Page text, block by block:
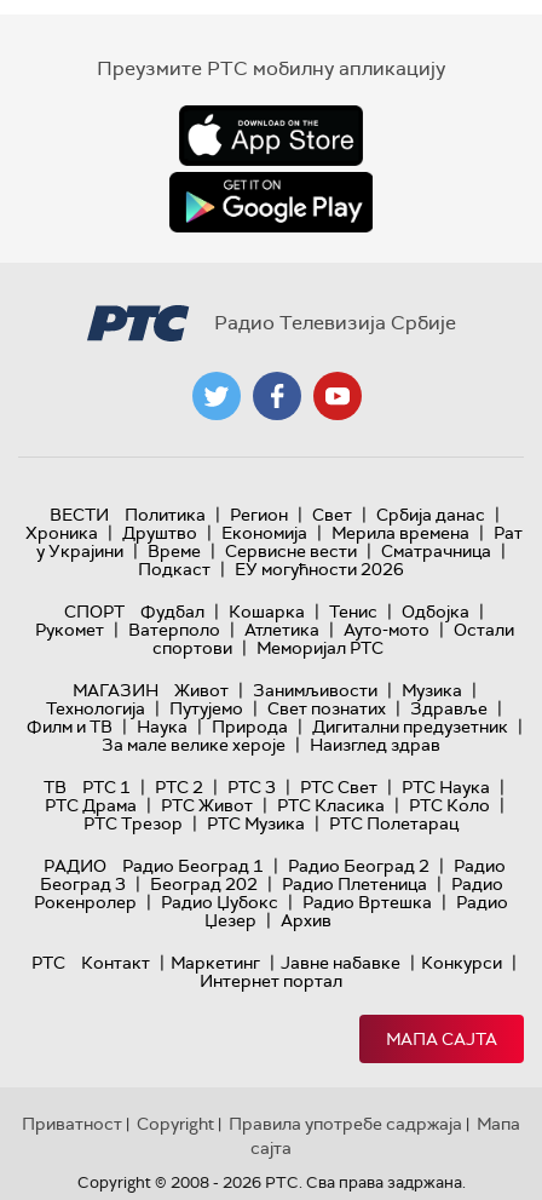
Преузмите РТС мобилну апликацију
Радио Телевизија Србије
ВЕСТИ Политика | Регион | Свет | Србија данас |
Хроника | Друштво | Економија | Мерила времена | Рат
у Украјини | Време | Сервисне вести | Сматрачница |
Подкаст | ЕУ могућности 2026
СПОРТ
Фудбал | Кошарка | Тенис | Одбојка |
Рукомет | Ватерполо | Атлетика | Ауто-мото | Остали
спортови | Меморијал РТС
МАГАЗИН
Живот | Занимљивости | Музика |
Технологијa | Путујемо | Свет познатих | Здравље |
Филм и ТВ | Наука | Природа | Дигитални предузетник |
За мале велике хероје | Наизглед здрав
ТВ
РТС 1 | РТС 2 | РТС 3 | РТС Свет | РТС Наука |
РТС Драма | РТС Живот | РТС Класика | РТС Коло |
РТС Трезор | РТС Музика | РТС Полетарац
РАДИО
Радио Београд 1 | Радио Београд 2 | Радио
Београд 3 | Београд 202 | Радио Плетеница | Радио
Рокенролер | Радио Џубокс | Радио Вртешка | Радио
Џезер | Архив
РТС
Контакт | Маркетинг | Јавне набавке | Конкурси |
Интернет портал
МАПА САЈТА
Приватност | Copyright | Правила употребе садржаја | Мапа
сајта
Copyright © 2008 - 2026 РТС. Сва права задржана.